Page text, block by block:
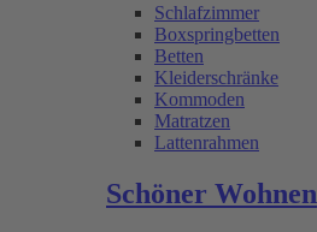
Schlafzimmer
Boxspringbetten
Betten
Kleiderschränke
Kommoden
Matratzen
Lattenrahmen
Schöner Wohnen